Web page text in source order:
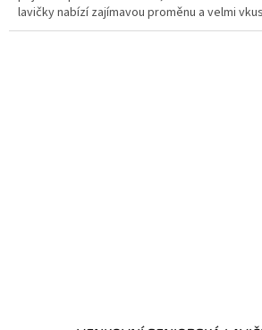
lavičky nabízí zajímavou proměnu a velmi